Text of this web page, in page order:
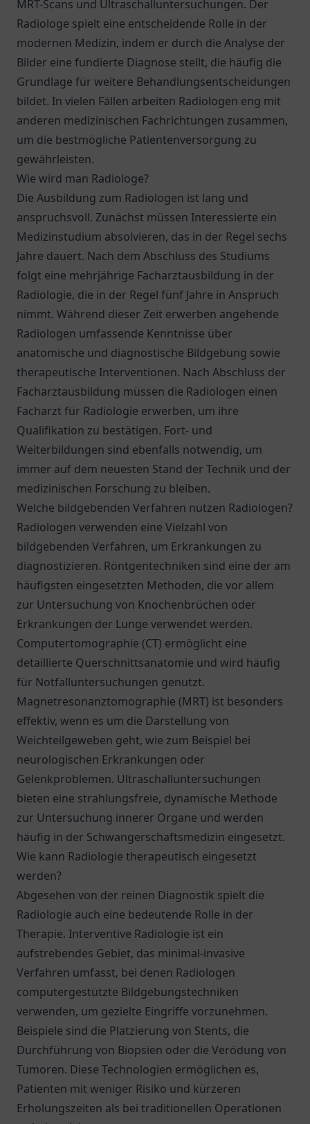
MRT-Scans und Ultraschalluntersuchungen. Der
Radiologe spielt eine entscheidende Rolle in der
modernen Medizin, indem er durch die Analyse der
Bilder eine fundierte Diagnose stellt, die häufig die
Grundlage für weitere Behandlungsentscheidungen
bildet. In vielen Fällen arbeiten Radiologen eng mit
anderen medizinischen Fachrichtungen zusammen,
um die bestmögliche Patientenversorgung zu
gewährleisten.
Wie wird man Radiologe?
Die Ausbildung zum Radiologen ist lang und
anspruchsvoll. Zunächst müssen Interessierte ein
Medizinstudium absolvieren, das in der Regel sechs
Jahre dauert. Nach dem Abschluss des Studiums
folgt eine mehrjährige Facharztausbildung in der
Radiologie, die in der Regel fünf Jahre in Anspruch
nimmt. Während dieser Zeit erwerben angehende
Radiologen umfassende Kenntnisse über
anatomische und diagnostische Bildgebung sowie
therapeutische Interventionen. Nach Abschluss der
Facharztausbildung müssen die Radiologen einen
Facharzt für Radiologie erwerben, um ihre
Qualifikation zu bestätigen. Fort- und
Weiterbildungen sind ebenfalls notwendig, um
immer auf dem neuesten Stand der Technik und der
medizinischen Forschung zu bleiben.
Welche bildgebenden Verfahren nutzen Radiologen?
Radiologen verwenden eine Vielzahl von
bildgebenden Verfahren, um Erkrankungen zu
diagnostizieren. Röntgentechniken sind eine der am
häufigsten eingesetzten Methoden, die vor allem
zur Untersuchung von Knochenbrüchen oder
Erkrankungen der Lunge verwendet werden.
Computertomographie (CT) ermöglicht eine
detaillierte Querschnittsanatomie und wird häufig
für Notfalluntersuchungen genutzt.
Magnetresonanztomographie (MRT) ist besonders
effektiv, wenn es um die Darstellung von
Weichteilgeweben geht, wie zum Beispiel bei
neurologischen Erkrankungen oder
Gelenkproblemen. Ultraschalluntersuchungen
bieten eine strahlungsfreie, dynamische Methode
zur Untersuchung innerer Organe und werden
häufig in der Schwangerschaftsmedizin eingesetzt.
Wie kann Radiologie therapeutisch eingesetzt
werden?
Abgesehen von der reinen Diagnostik spielt die
Radiologie auch eine bedeutende Rolle in der
Therapie. Interventive Radiologie ist ein
aufstrebendes Gebiet, das minimal-invasive
Verfahren umfasst, bei denen Radiologen
computergestützte Bildgebungstechniken
verwenden, um gezielte Eingriffe vorzunehmen.
Beispiele sind die Platzierung von Stents, die
Durchführung von Biopsien oder die Verödung von
Tumoren. Diese Technologien ermöglichen es,
Patienten mit weniger Risiko und kürzeren
Erholungszeiten als bei traditionellen Operationen